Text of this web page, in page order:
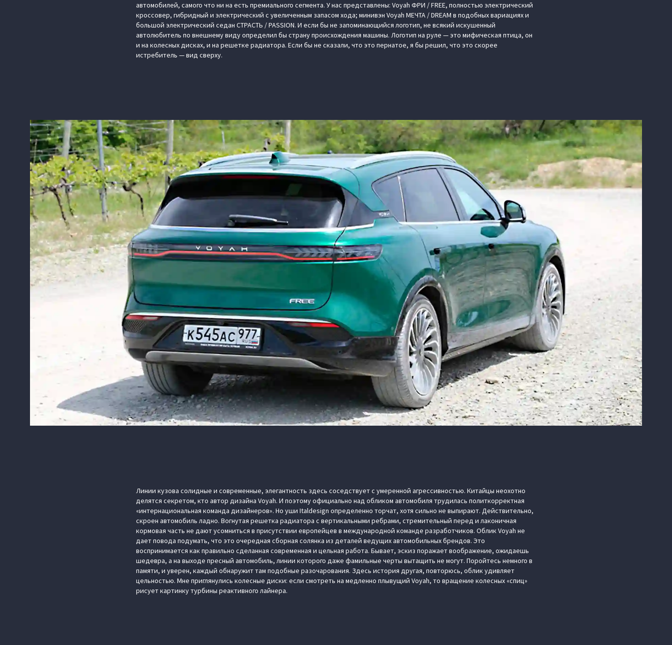
автомобилей, самого что ни на есть премиального сегмента. У нас представлены: Voyah ФРИ / FREE, полностью электрический
кроссовер, гибридный и электрический с увеличенным запасом хода; минивэн Voyah МЕЧТА / DREAM в подобных вариациях и
большой электрический седан СТРАСТЬ / PASSION. И если бы не запоминающийся логотип, не всякий искушенный
автолюбитель по внешнему виду определил бы страну происхождения машины. Логотип на руле — это мифическая птица, он
и на колесных дисках, и на решетке радиатора. Если бы не сказали, что это пернатое, я бы решил, что это скорее
истребитель — вид сверху.
Линии кузова солидные и современные, элегантность здесь соседствует с умеренной агрессивностью. Китайцы неохотно
делятся секретом, кто автор дизайна Voyah. И поэтому официально над обликом автомобиля трудилась политкорректная
«интернациональная команда дизайнеров». Но уши Italdesign определенно торчат, хотя сильно не выпирают. Действительно,
скроен автомобиль ладно. Вогнутая решетка радиатора с вертикальными ребрами, стремительный перед и лаконичная
кормовая часть не дают усомниться в присутствии европейцев в международной команде разработчиков. Облик Voyah не
дает повода подумать, что это очередная сборная солянка из деталей ведущих автомобильных брендов. Это
воспринимается как правильно сделанная современная и цельная работа. Бывает, эскиз поражает воображение, ожидаешь
шедевра, а на выходе пресный автомобиль, линии которого даже фамильные черты вытащить не могут. Поройтесь немного в
памяти, и уверен, каждый обнаружит там подобные разочарования. Здесь история другая, повторюсь, облик удивляет
цельностью. Мне приглянулись колесные диски: если смотреть на медленно плывущий Voyah, то вращение колесных «спиц»
рисует картинку турбины реактивного лайнера.